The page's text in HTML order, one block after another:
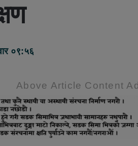
०९:५६
Above Article Content Ad